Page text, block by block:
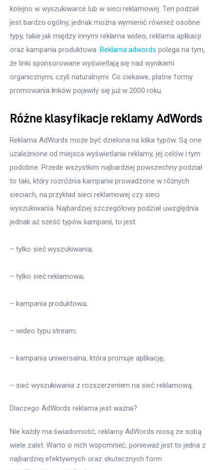
kolejno w wyszukiwarce lub w sieci reklamowej. Ten podział
jest bardzo ogólny, jednak można wymienić również osobne
typy, takie jak między innymi reklama wideo, reklama aplikacji
oraz kampania produktowa. Reklama adwords polega na tym,
że linki sponsorowane wyświetlają się nad wynikami
organicznymi, czyli naturalnymi. Co ciekawe, płatne formy
promowania linków pojawiły się już w 2000 roku.
Różne klasyfikacje reklamy AdWords
Reklama AdWords może być dzielona na kilka typów. Są one
uzależnione od miejsca wyświetlania reklamy, jej celów i tym
podobne. Przede wszystkim najbardziej powszechny podział
to taki, który rozróżnia kampanie prowadzone w różnych
sieciach, na przykład sieci reklamowej czy sieci
wyszukiwania. Najbardziej szczegółowy podział uwzględnia
jednak aż sześć typów kampanii, to jest:
– tylko sieć wyszukiwania;
– tylko sieć reklamowa;
– kampania produktowa;
– wideo typu stream;
– kampania uniwersalna, która promuje aplikację;
– sieć wyszukiwania z rozszerzeniem na sieć reklamową.
Dlaczego AdWords reklama jest ważna?
Nie każdy ma świadomość, reklamy AdWords niosą ze sobą
wiele zalet. Warto o nich wspomnieć, ponieważ jest to jedna z
najbardziej efektywnych oraz skutecznych form